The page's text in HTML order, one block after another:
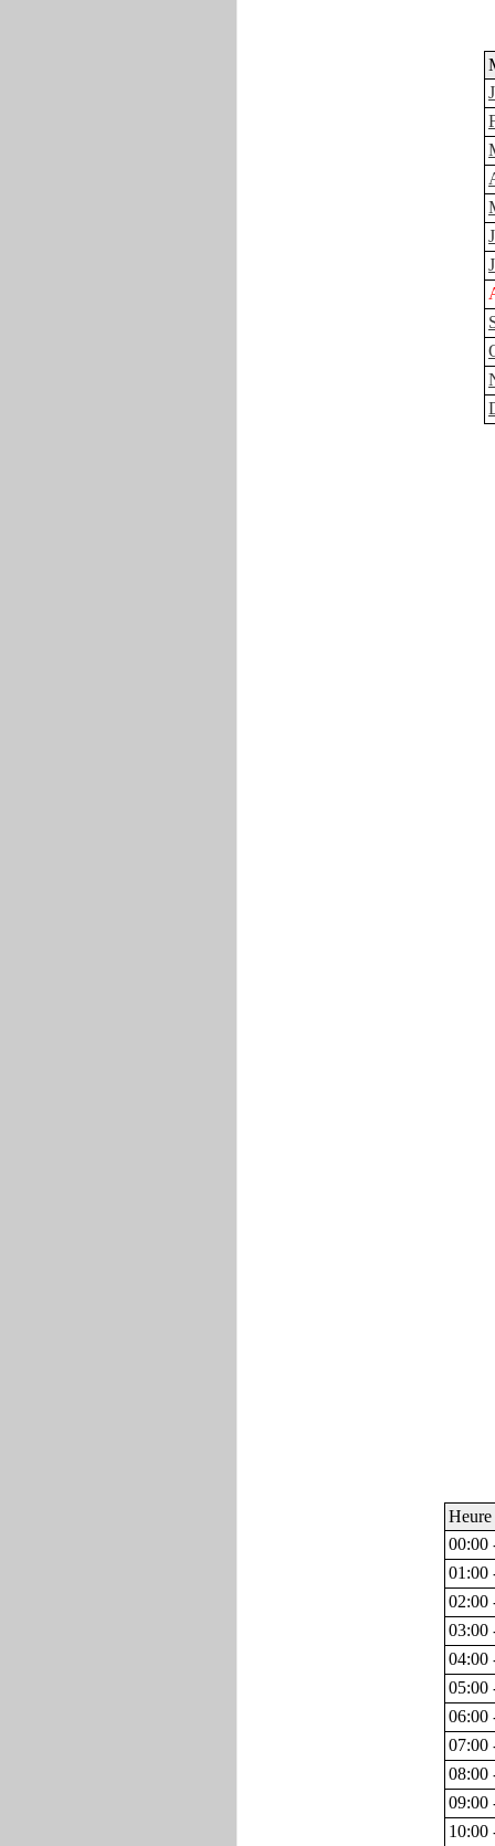
Heure
00:00
01:00
02:00
03:00
04:00
05:00
06:00
07:00
08:00
09:00
10:00